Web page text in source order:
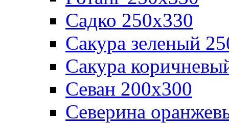
Садко 250х330
Сакура зеленый
Сакура
Севан 200х300
Северина